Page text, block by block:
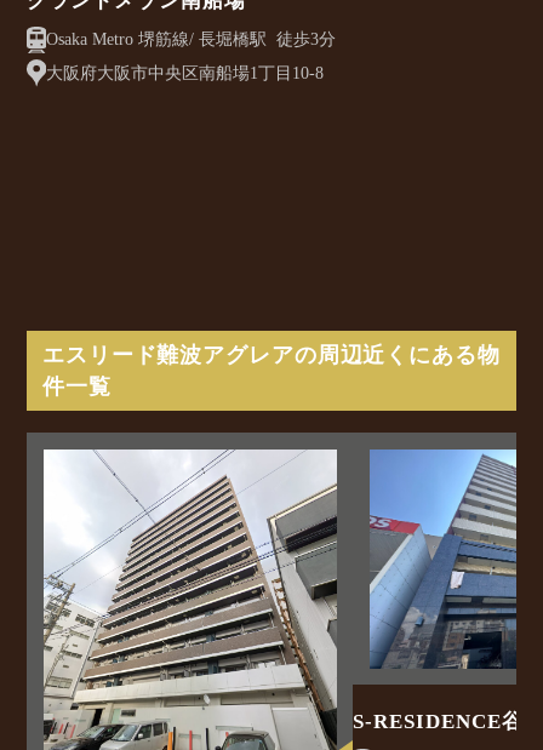
Osaka Metro 堺筋線/ 長堀橋駅 徒歩3分
大阪府大阪市中央区南船場1丁目10-8
エスリード難波アグレアの周辺近くにある物
件一覧
S-RESIDENCE谷